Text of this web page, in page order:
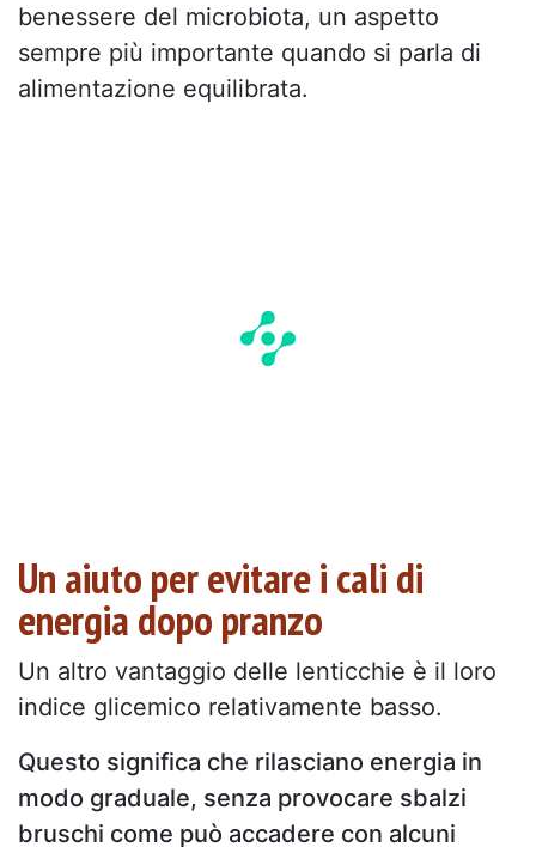
benessere del microbiota, un aspetto
sempre più importante quando si parla di
alimentazione equilibrata.
Un aiuto per evitare i cali di
energia dopo pranzo
Un altro vantaggio delle lenticchie è il loro
indice glicemico relativamente basso.
Questo significa che rilasciano energia in
modo graduale, senza provocare sbalzi
bruschi come può accadere con alcuni